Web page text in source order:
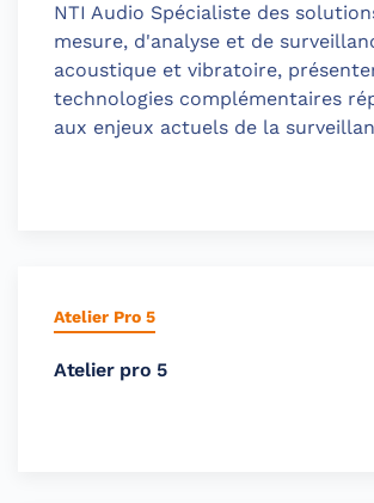
NTI Audio Spécialiste des
mesure, d'analyse et de
acoustique et vibratoire,
technologies complémentaires
aux enjeux actuels de la
Atelier Pro 5
Atelier pro 5